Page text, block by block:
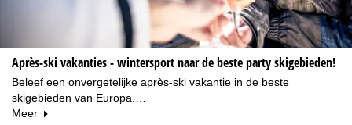
Après-ski vakanties - wintersport naar de beste party skigebieden!
Beleef een onvergetelijke après-ski vakantie in de beste
skigebieden van Europa.…
Meer